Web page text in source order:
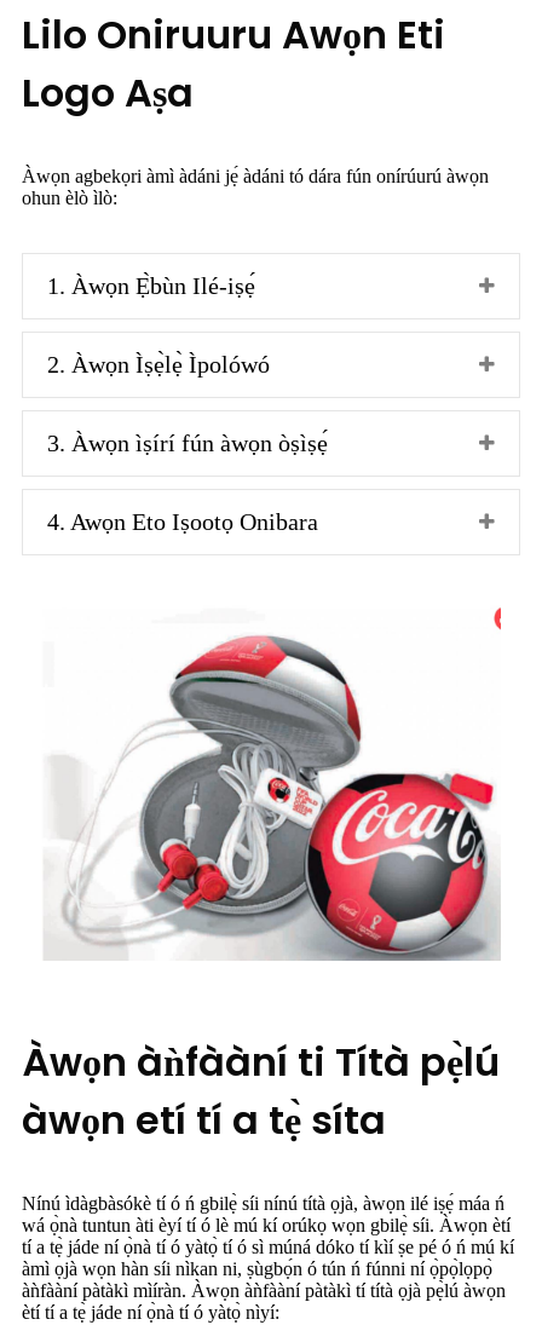
Lilo Oniruuru Awọn Eti
Logo Aṣa
Àwọn agbekọri àmì àdáni jẹ́ àdáni tó dára fún onírúurú àwọn
ohun èlò ìlò:
1. Àwọn Ẹ̀bùn Ilé-iṣẹ́
2. Àwọn Ìṣẹ̀lẹ̀ Ìpolówó
3. Àwọn ìṣírí fún àwọn òṣìṣẹ́
4. Awọn Eto Iṣootọ Onibara
Àwọn àǹfààní ti Títà pẹ̀lú
àwọn etí tí a tẹ̀ síta
Nínú ìdàgbàsókè tí ó ń gbilẹ̀ síi nínú títà ọjà, àwọn ilé iṣẹ́ máa ń
wá ọ̀nà tuntun àti èyí tí ó lè mú kí orúkọ wọn gbilẹ̀ síi. Àwọn ètí
tí a tẹ̀ jáde ní ọ̀nà tí ó yàtọ̀ tí ó sì múná dóko tí kìí ṣe pé ó ń mú kí
àmì ọjà wọn hàn síi nìkan ni, ṣùgbọ́n ó tún ń fúnni ní ọ̀pọ̀lọpọ̀
àǹfààní pàtàkì mìíràn. Àwọn àǹfààní pàtàkì tí títà ọjà pẹ̀lú àwọn
ètí tí a tẹ̀ jáde ní ọ̀nà tí ó yàtọ̀ nìyí: